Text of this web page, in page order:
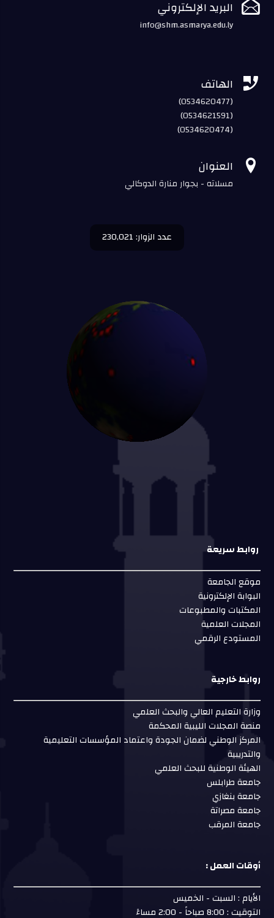
 البريد الإلكتروني
info@shm.asmarya.edu.ly
 الهاتف
(0534620477)
(0534621591)
(0534620474)
 العنوان
مسلاته - بجوار منارة الدوكالي
عدد الزوار: 230,021
روابط سريعة
موقع الجامعة
البوابة الإلكترونية
المكتبات والمطبوعات
المجلات العلمية
المستودع الرقمي
روابط خارجية
وزارة التعليم العالي والبحث العلمي
منصة المجلات الليبية المحكمة
المركز الوطني لضمان الجودة واعتماد المؤسسات التعليمية
والتدريبية
الهيئة الوطنية للبحث العلمي
جامعة طرابلس
جامعة بنغازي
جامعة مصراتة
جامعة المرقب
أوقات العمل :
الأيام : السبت - الخميس
التوقيت : 8:00 صباحاً - 2:00 مساءً